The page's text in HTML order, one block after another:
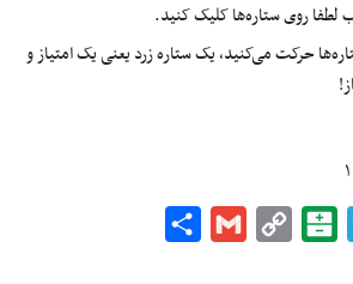
لطفا روی ستاره‌ها کلیک کنید.
حرکت می‌کنید، یک ستاره زرد یعنی یک امتیاز و
۱
Telegram
Balatarin
Copy
Gmail